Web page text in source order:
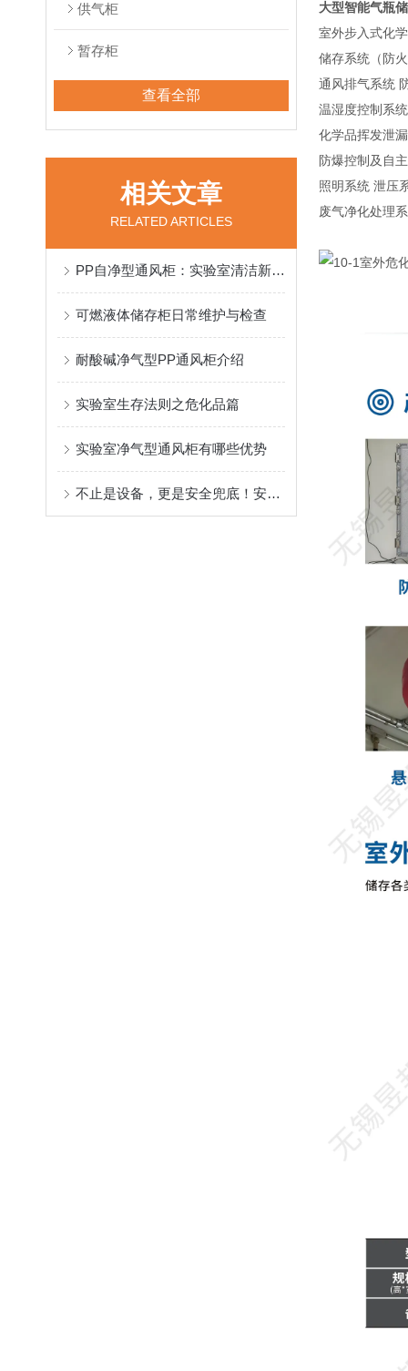
供气柜
暂存柜
查看全部
相关文章
RELATED ARTICLES
PP自净型通风柜：实验室清洁新卫士
可燃液体储存柜日常维护与检查
耐酸碱净气型PP通风柜介绍
实验室生存法则之危化品篇
实验室净气型通风柜有哪些优势
不止是设备，更是安全兜底！安全生产月合规刚需
大型智能气瓶
室外步入式化
储存系统（防
通风排气系统
温湿度控制系
化学品挥发泄
防爆控制及自
照明系统 泄压
废气净化处理